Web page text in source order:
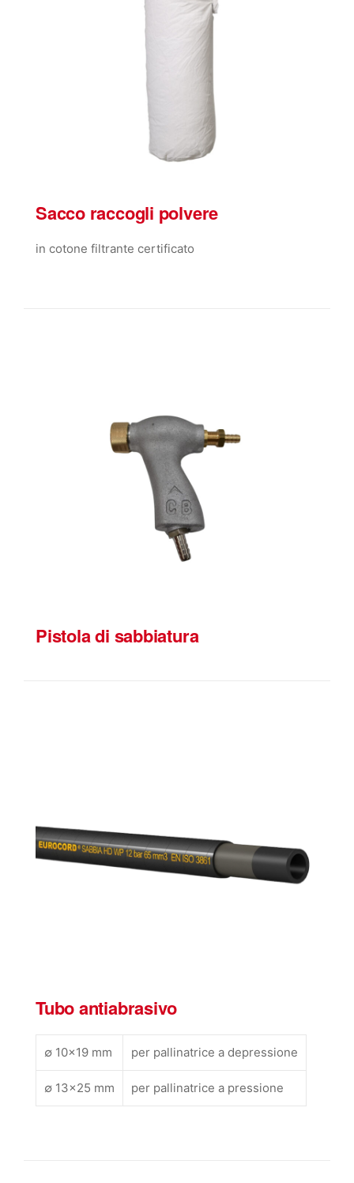
Sacco raccogli polvere
in cotone filtrante certificato
Pistola di sabbiatura
Tubo antiabrasivo
∅ 10×19 mm per pallinatrice a depressione
∅ 13×25 mm per pallinatrice a pressione